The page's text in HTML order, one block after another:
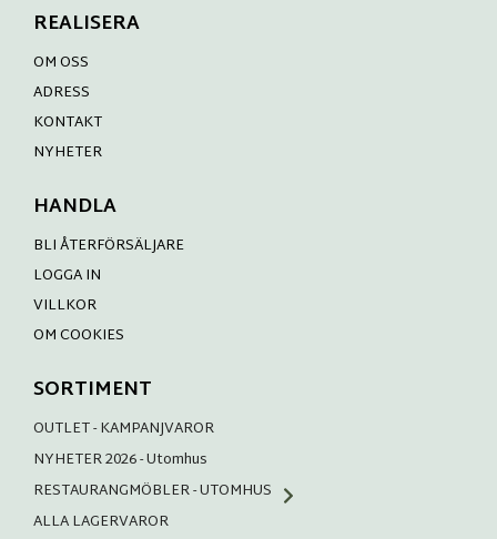
REALISERA
OM OSS
ADRESS
KONTAKT
NYHETER
HANDLA
BLI ÅTERFÖRSÄLJARE
LOGGA IN
VILLKOR
OM COOKIES
SORTIMENT
OUTLET - KAMPANJVAROR
NYHETER 2026 - Utomhus
RESTAURANGMÖBLER - UTOMHUS
ALLA LAGERVAROR